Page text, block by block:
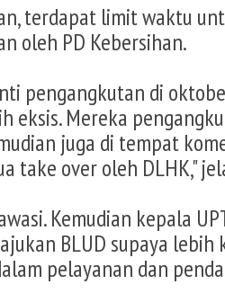
terdapat limit waktu
oleh PD Kebersihan.
pengangkutan di
eksis. Mereka
juga di tempat
take over oleh DLHK,"
Kemudian kepala
BLUD supaya lebih
pelayanan dan